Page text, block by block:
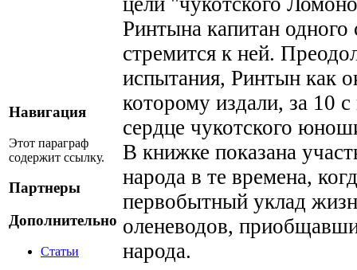
Навигация
Этот параграф
содержит ссылку.
Партнеры
Дополнительно
Статьи
Ринтына капитан
стремится к ней.
испытания, Ринтын как
которому издали, за 10
сердце чукотского
В книжке показана
народа в те времена,
первобытный уклад
оленеводов,
народа.